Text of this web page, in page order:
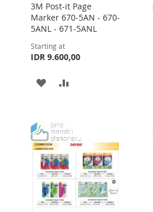
3M Post-it Page
Marker 670-5AN - 670-
5ANL - 671-5ANL
Starting at
IDR 9.600,00
ADD
WISH
LIST